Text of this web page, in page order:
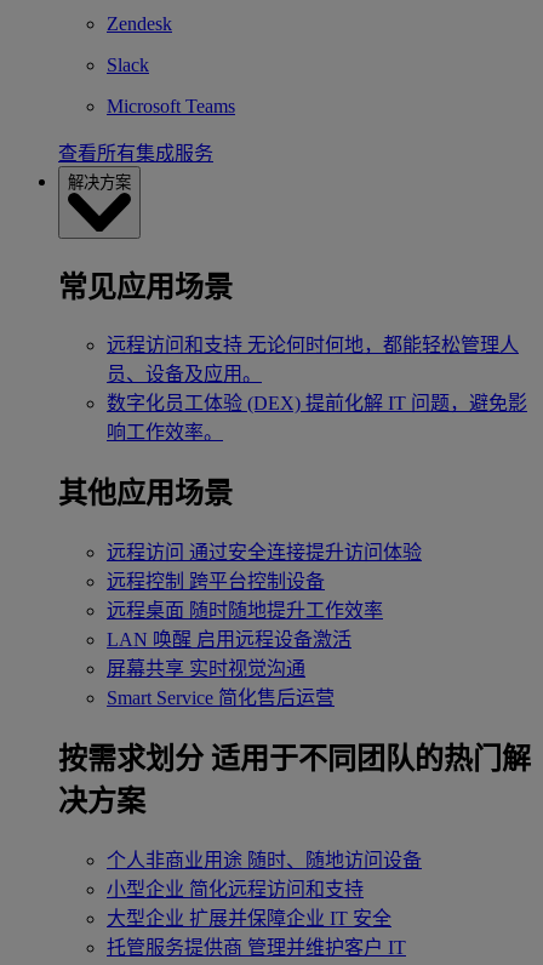
Zendesk
Slack
Microsoft Teams
查看所有集成服务
解决方案
常见应用场景
远程访问和支持 无论何时何地，都能轻松管理人
员、设备及应用。
数字化员工体验 (DEX) 提前化解 IT 问题，避免影
响工作效率。
其他应用场景
远程访问 通过安全连接提升访问体验
远程控制 跨平台控制设备
远程桌面 随时随地提升工作效率
LAN 唤醒 启用远程设备激活
屏幕共享 实时视觉沟通
Smart Service 简化售后运营
按需求划分 适用于不同团队的热门解
决方案
个人非商业用途 随时、随地访问设备
小型企业 简化远程访问和支持
大型企业 扩展并保障企业 IT 安全
托管服务提供商 管理并维护客户 IT